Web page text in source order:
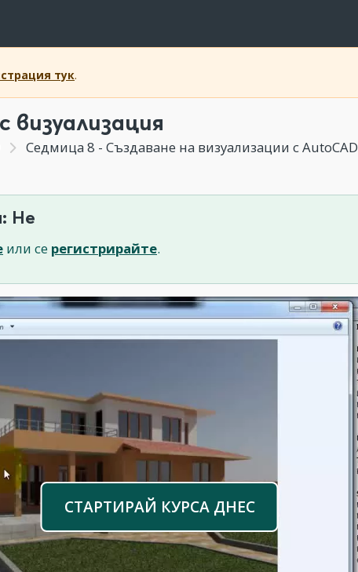
тук.
визуализация
Седмица 8 - Създаване на визуализации с AutoCAD
Не
или се регистрирайте.
СТАРТИРАЙ КУРСА ДНЕС